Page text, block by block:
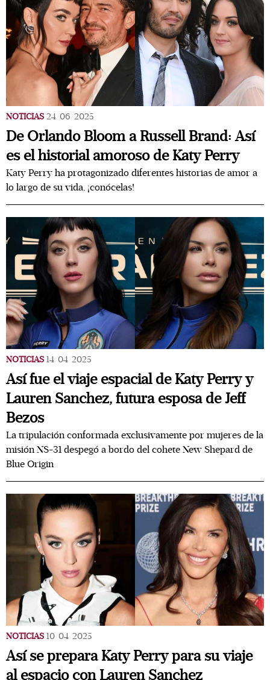
NOTICIAS 24/06/2025
De Orlando Bloom a Russell Brand: Así
es el historial amoroso de Katy Perry
Katy Perry ha protagonizado diferentes historias de amor a
lo largo de su vida, ¡conócelas!
NOTICIAS 14/04/2025
Así fue el viaje espacial de Katy Perry y
Lauren Sanchez, futura esposa de Jeff
Bezos
La tripulación conformada exclusivamente por mujeres de la
misión NS-31 despegó a bordo del cohete New Shepard de
Blue Origin
NOTICIAS 10/04/2025
Así se prepara Katy Perry para su viaje
al espacio con Lauren Sanchez